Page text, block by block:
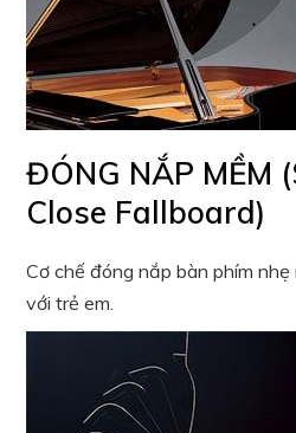
ĐÓNG NẮP MỀM
Close Fallboard)
Cơ chế đóng nắp bàn phím
với trẻ em.